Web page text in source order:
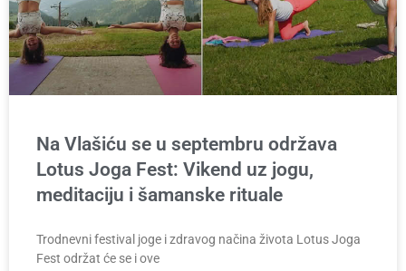
Na Vlašiću se u septembru održava
Lotus Joga Fest: Vikend uz jogu,
meditaciju i šamanske rituale
Trodnevni festival joge i zdravog načina života Lotus Joga
Fest održat će se i ove